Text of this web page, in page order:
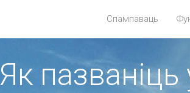
Спампаваць
Як пазваніць